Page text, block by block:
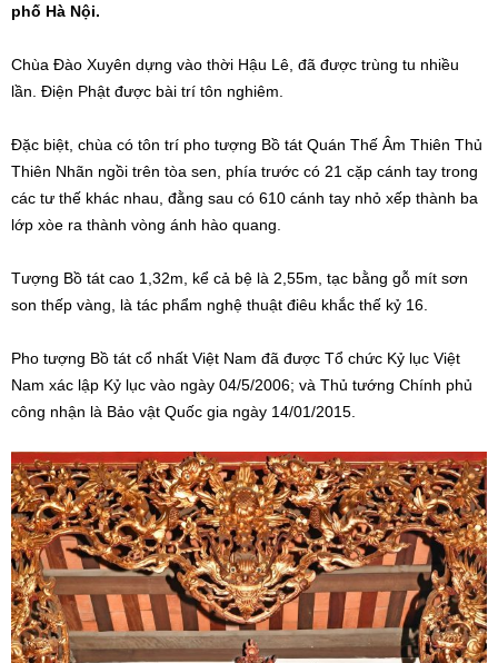
phố Hà Nội.
Chùa Đào Xuyên dựng vào thời Hậu Lê, đã được trùng tu nhiều
lần. Điện Phật được bài trí tôn nghiêm.
Đặc biệt, chùa có tôn trí pho tượng Bồ tát Quán Thế Âm Thiên Thủ
Thiên Nhãn ngồi trên tòa sen, phía trước có 21 cặp cánh tay trong
các tư thế khác nhau, đằng sau có 610 cánh tay nhỏ xếp thành ba
lớp xòe ra thành vòng ánh hào quang.
Tượng Bồ tát cao 1,32m, kể cả bệ là 2,55m, tạc bằng gỗ mít sơn
son thếp vàng, là tác phẩm nghệ thuật điêu khắc thế kỷ 16.
Pho tượng Bồ tát cổ nhất Việt Nam đã được Tổ chức Kỷ lục Việt
Nam xác lập Kỷ lục vào ngày 04/5/2006; và Thủ tướng Chính phủ
công nhận là Bảo vật Quốc gia ngày 14/01/2015.